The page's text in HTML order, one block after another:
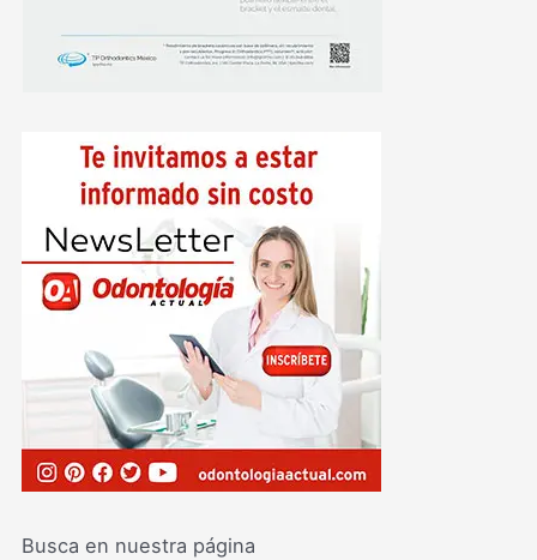
Busca en nuestra página